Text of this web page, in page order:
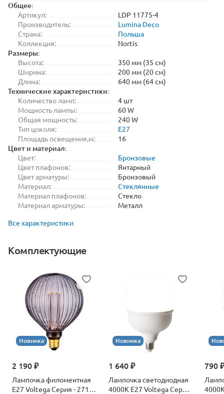
Общее:
Артикул:
LDP 11775-4
Производитель:
Lumina Deco
Страна:
Польша
Коллекция:
Nortis
Размеры:
Высота:
350 мм (35 см)
Ширина:
200 мм (20 см)
Длина:
640 мм (64 см)
Технические характеристики:
Количество ламп:
4 шт
Мощность лампы:
60 W
Общая мощность:
240 W
Тип цоколя:
E27
Площадь освещения,м:
16
Цвет и материал:
Цвет:
Бронзовые
Цвет плафонов:
Янтарный
Цвет арматуры:
Бронзовый
Материал:
Стеклянные
Материал плафонов:
Стекло
Материал арматуры:
Металл
Все характеристики
Комплектующие
Новинка
2 190 ₽
Лампочка филоментная
Е27 Voltega Серия - 271
Новинка
1 640 ₽
Лампочка светодиодная
4000К Е27 Voltega Серия
790